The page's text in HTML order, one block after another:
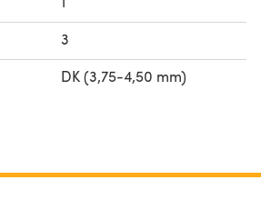
3
DK (3,75-4,50 mm)